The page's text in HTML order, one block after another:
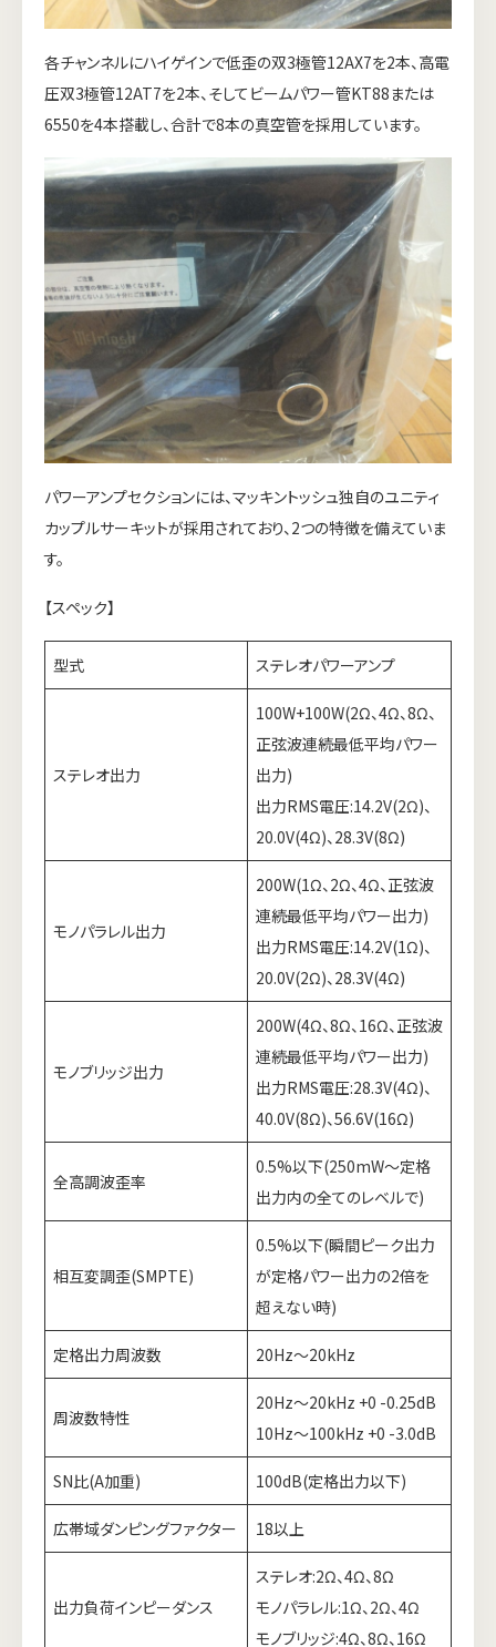
各チャンネルにハイゲインで低歪の双3極管12AX7を2本、高電
圧双3極管12AT7を2本、そしてビームパワー管KT88または
6550を4本搭載し、合計で8本の真空管を採用しています。
パワーアンプセクションには、マッキントッシュ独自のユニティ
カップルサーキットが採用されており、2つの特徴を備えていま
す。
【スペック】
型式 ステレオパワーアンプ
ステレオ出力
100W+100W(2Ω、4Ω、8Ω、
正弦波連続最低平均パワー
出力)
出力RMS電圧:14.2V(2Ω)、
20.0V(4Ω)、28.3V(8Ω)
モノパラレル出力
200W(1Ω、2Ω、4Ω、正弦波
連続最低平均パワー出力)
出力RMS電圧:14.2V(1Ω)、
20.0V(2Ω)、28.3V(4Ω)
モノブリッジ出力
200W(4Ω、8Ω、16Ω、正弦波
連続最低平均パワー出力)
出力RMS電圧:28.3V(4Ω)、
40.0V(8Ω)、56.6V(16Ω)
全高調波歪率
0.5%以下(250mW～定格
出力内の全てのレベルで)
相互変調歪(SMPTE)
0.5%以下(瞬間ピーク出力
が定格パワー出力の2倍を
超えない時)
定格出力周波数 20Hz～20kHz
周波数特性
20Hz～20kHz +0 -0.25dB
10Hz～100kHz +0 -3.0dB
SN比(A加重) 100dB(定格出力以下)
広帯域ダンピングファクター 18以上
出力負荷インピーダンス
ステレオ:2Ω、4Ω、8Ω
モノパラレル:1Ω、2Ω、4Ω
モノブリッジ:4Ω、8Ω、16Ω